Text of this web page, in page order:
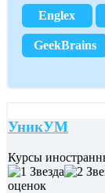
Englex
GeekBrains
УникУМ
Курсы
оценок